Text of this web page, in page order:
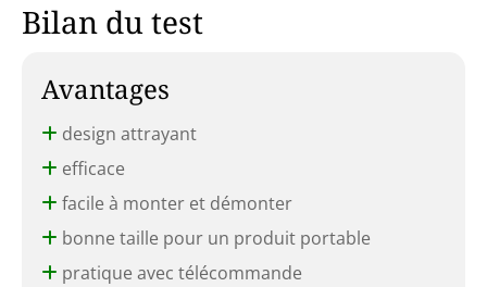
Bilan du test
Avantages
design attrayant
efficace
facile à monter et démonter
bonne taille pour un produit portable
pratique avec télécommande